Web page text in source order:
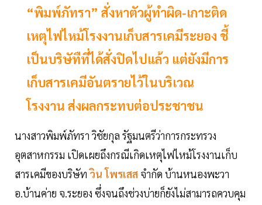
“พิมพ์ภัทรา” สั่งหาตัวผู้ทำผิด-เกาะติด
เหตุไฟไหม้โรงงานเก็บสารเคมีระยอง ชี้
เป็นบริษัทืที่ได้สั่งปิดไปแล้ว แต่ยังมีการ
เก็บสารเคมีอันตรายไว้ในบริเวณ
โรงงาน ส่งผลกระทบต่อประชาชน
นางสาวพิมพ์ภัทรา วิชัยกุล รัฐมนตรีว่าการกระทรวง
อุตสาหกรรม เปิดเผยถึงกรณีเกิดเหตุไฟไหม้โรงงานเก็บ
สารเคมีของบริษัทวิน โพรเสส จำกัด บ้านหนองพะวา
อ.บ้านค่าย จ.ระยอง ซึ่งจนถึงช่วงบ่ายก็ยังไม่สามารถควบคุม